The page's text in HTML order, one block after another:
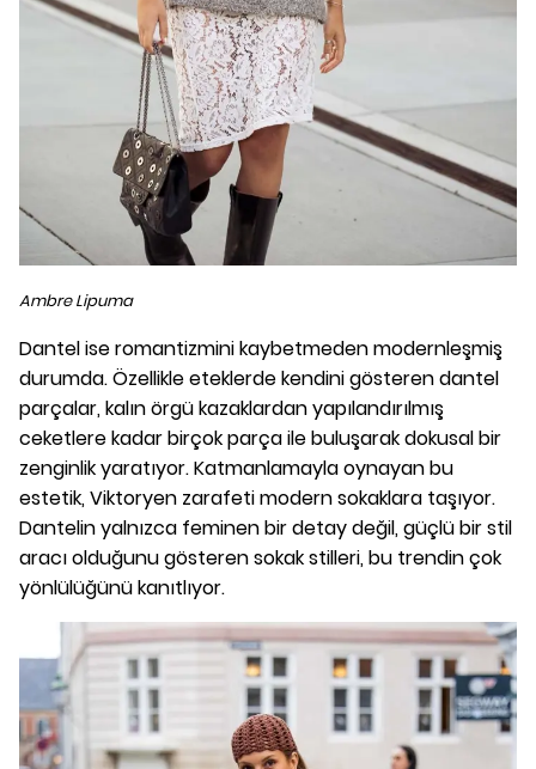
Ambre Lipuma
Dantel ise romantizmini kaybetmeden modernleşmiş
durumda. Özellikle eteklerde kendini gösteren dantel
parçalar, kalın örgü kazaklardan yapılandırılmış
ceketlere kadar birçok parça ile buluşarak dokusal bir
zenginlik yaratıyor. Katmanlamayla oynayan bu
estetik, Viktoryen zarafeti modern sokaklara taşıyor.
Dantelin yalnızca feminen bir detay değil, güçlü bir stil
aracı olduğunu gösteren sokak stilleri, bu trendin çok
yönlülüğünü kanıtlıyor.